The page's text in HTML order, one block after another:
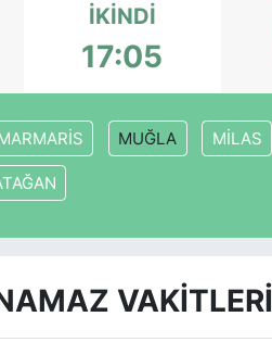
İKINDI
17:05
MUĞLA MİLAS
VAKITLERI